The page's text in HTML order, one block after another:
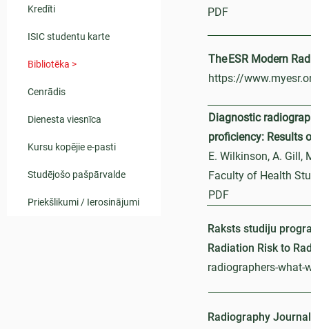
Kredīti
ISIC studentu karte
Bibliotēka >
Cenrādis
Dienesta viesnīca
Kursu kopējie e-pasti
Studējošo pašpārvalde
Priekšlikumi / Ierosinājumi
PDF
The ESR Modern
https://
Diagnostic
proficiency: Results
E. Wilkinson, A. Gill,
Faculty of Health
PDF
Raksts studiju
Radiation Risk to
radiographers-what-
Radiography